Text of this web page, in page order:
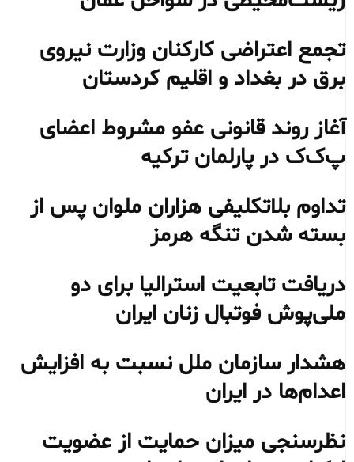
تجمع اعتراضی کارکنان وزارت نیروی
برق در بغداد و اقلیم کردستان
آغاز روند قانونی عفو مشروط اعضای
پ‌ک‌ک در پارلمان ترکیه
تداوم بلاتکلیفی هزاران ملوان پس از
بسته شدن تنگه هرمز
دریافت تابعیت استرالیا برای دو
ملی‌پوش فوتبال زنان ایران
هشدار سازمان ملل نسبت به افزایش
اعدام‌ها در ایران
نظرسنجی میزان حمایت از عضویت